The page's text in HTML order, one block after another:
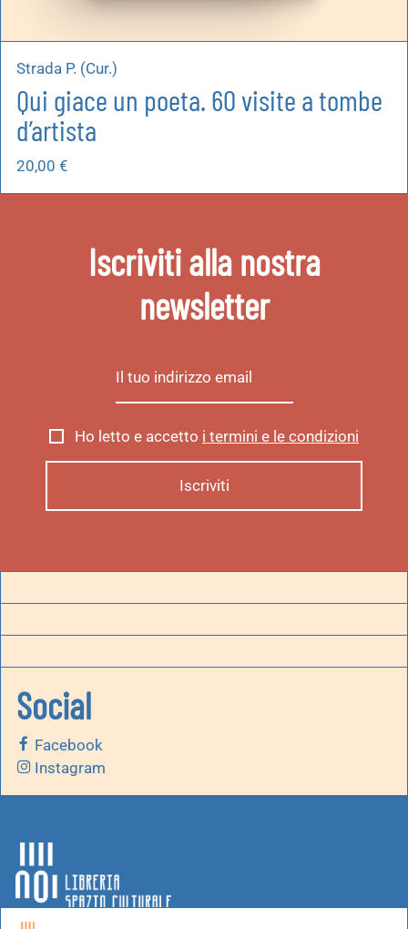
Strada P. (Cur.)
Qui giace un poeta. 60 visite a tombe
d’artista
20,00 €
Iscriviti alla nostra
newsletter
Ho letto e accetto i termini e le condizioni
Social
Facebook
Instagram